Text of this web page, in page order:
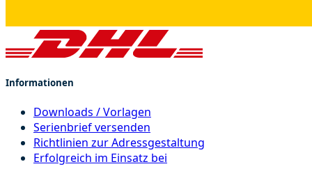
Informationen
Downloads / Vorlagen
Serienbrief versenden
Richtlinien zur Adressgestaltung
Erfolgreich im Einsatz bei